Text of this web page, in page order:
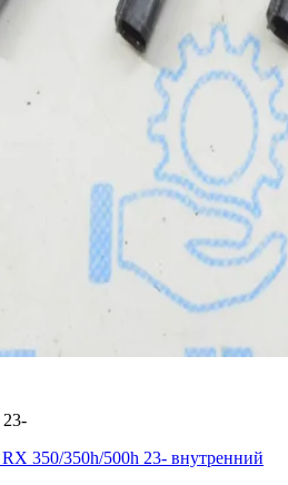
350/350h/500h 23- внутренний